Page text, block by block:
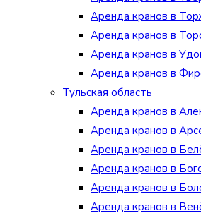
Аренда кранов в
Аренда кранов в
Аренда кранов в
Аренда кранов в
Тульская область
Аренда кранов в
Аренда кранов в
Аренда кранов в
Аренда кранов в
Аренда кранов в
Аренда кранов в